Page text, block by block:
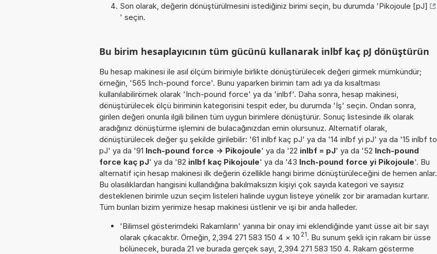
Son olarak, değerin dönüştürülmesini istediğiniz birimi seçin, bu durumda 'Pikojoule [pJ]
' seçin.
Bu birim hesaplayıcının tüm gücünü kullanarak inlbf kaç pJ dönüştürün
Bu hesap makinesi ile asıl ölçüm birimiyle birlikte dönüştürülecek değeri girmek mümkündür;
örneğin, '565 Inch-pound force'. Bunu yaparken birimin tam adı ya da kısaltması
kullanılabilirörnek olarak 'Inch-pound force' ya da 'inlbf'. Daha sonra, hesap makinesi,
dönüştürülecek ölçü biriminin kategorisini tespit eder, bu durumda 'İş' seçin. Ondan sonra,
girilen değeri onunla ilgili bilinen tüm uygun birimlere dönüştürür. Sonuç listesinde ilk olarak
aradığınız dönüştürme işlemini de bulacağınızdan emin olursunuz. Alternatif olarak,
dönüştürülecek değer şu şekilde girilebilir: '61 inlbf kaç pJ' ya da '14 inlbf yi pJ' ya da '15 inlbf to
pJ' ya da '91 Inch-pound force -> Pikojoule' ya da '22 inlbf = pJ' ya da '52 Inch-pound
force kaç pJ' ya da '82 inlbf kaç Pikojoule' ya da '43 Inch-pound force yi Pikojoule'. Bu
alternatif için hesap makinesi ilk değerin özellikle hangi birime dönüştürüleceğini de hemen anlar.
Bu olasılıklardan hangisini kullandığına bakılmaksızın kişiyi çok sayıda kategori ve sayısız
desteklenen birimle uzun seçim listeleri halinde uygun listeye yönelik zor bir aramadan kurtarır.
Tüm bunları bizim yerimize hesap makinesi üstlenir ve işi bir anda halleder.
'Bilimsel gösterimdeki Rakamların' yanına bir onay imi eklendiğinde yanıt üsse ait bir sayı
olarak çıkacaktır. Örneğin, 2,394 271 583 150 4 × 10 21. Bu sunum şekli için rakam bir üsse
bölünecek, burada 21 ve burada gerçek sayı, 2,394 271 583 150 4. Rakam gösterme